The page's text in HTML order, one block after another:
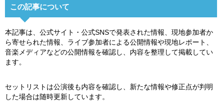
この記事について
本記事は、公式サイト・公式SNSで発表された情報、現地参加者か
ら寄せられた情報、ライブ参加者による公開情報や現地レポート、
音楽メディアなどの公開情報を確認し、内容を整理して掲載してい
ます。
セットリストは公演後も内容を確認し、新たな情報や修正点が判明
した場合は随時更新しています。